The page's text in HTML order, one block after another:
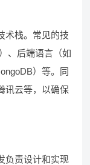
术栈。常见的技
、后端语言（如
）等。同
讯云等，以确保
负责设计和实现